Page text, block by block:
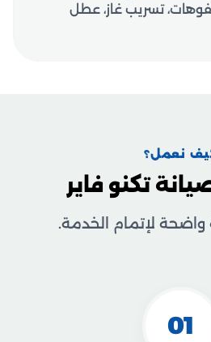
تسريب غاز، عطل
نعمل؟
تكنو فاير
لإتمام الخدمة.
01